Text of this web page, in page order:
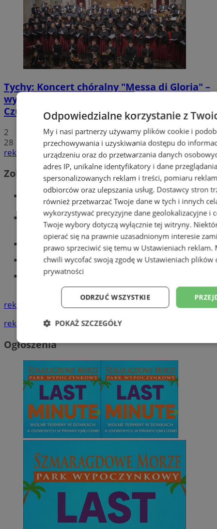
Tychy: Koncert chóralny "Messa di Gloria" –
wyjątkowe wydarzenie muzyczne w
Czułowie
2
28
reklama
Zobacz również
Wiadomości kryminalne w Tychach
Wiadomości lokalne
Części samochodowe do -70%!
Tworzenie stron www - Tychy
Znajdź pracę - codziennie nowe
ogłoszenia
reklama
reklama
Ogłoszenia
Odpowiedzialne korzystanie z
My i nasi partnerzy używamy plików cookie i
przechowywania i uzyskiwania dostępu do
urządzeniu oraz do przetwarzania danych
adres IP, unikalne identyfikatory i dane
spersonalizowanych reklam i treści, pomiaru
odbiorców oraz ulepszania usług. Dostawcy stron
również przetwarzać Twoje dane w tych i innych
wykorzystywać precyzyjne dane geolokalizacyjne i
Twoje wybory dotyczą wyłącznie tej witryny.
opierać się na prawnie uzasadnionym interesie
prawo sprzeciwić się temu w Ustawieniach reklam.
chwili wycofać swoją zgodę w Ustawieniach plików
prywatności
ODRZUĆ WSZYSTKIE
POKAŻ SZCZEGÓŁY
Niezbędne Wydajność
Niesklasyfikowane
Niezbędne pliki cookie umożliwiają korzystanie z podstawowych
takich jak logowanie użytkownika i zarządzanie kontem. Bez
można prawidłowo korzystać ze strony internetowej.
Provider
SessID